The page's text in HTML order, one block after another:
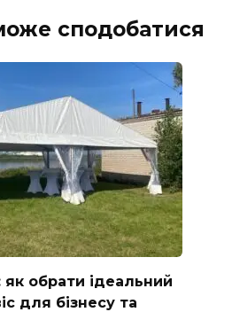
сподобатися
обрати ідеальний
для бізнесу та